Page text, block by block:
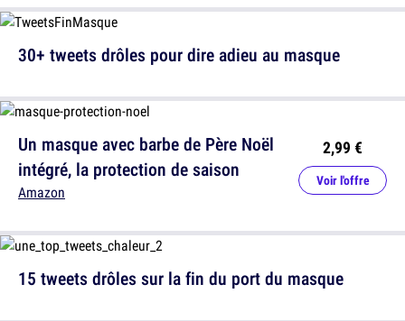
Un masque avec barbe de Père Noël
intégré, la protection de saison
Amazon
2,99 €
Voir l'offre
30+ tweets drôles pour dire adieu au masque
15 tweets drôles sur la fin du port du masque